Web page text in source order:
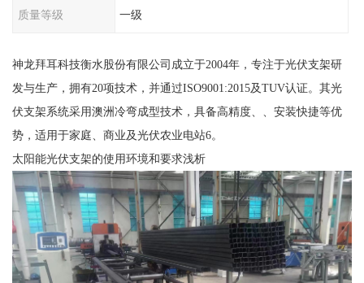
质量等级 一级
神龙拜耳科技衡水股份有限公司成立于2004年，专注于光伏支架研
发与生产，拥有20项技术，并通过ISO9001:2015及TUV认证。其光
伏支架系统采用澳洲冷弯成型技术，具备高精度、、安装快捷等优
势，适用于家庭、商业及光伏农业电站6。
太阳能光伏支架的使用环境和要求浅析